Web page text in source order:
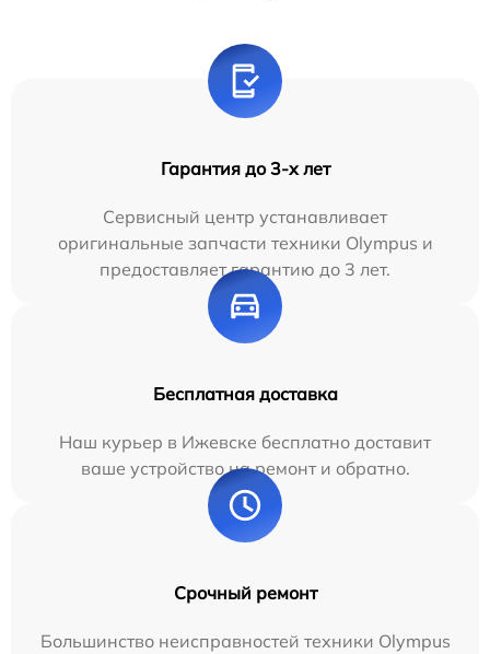
Гарантия до 3-х лет
Сервисный центр устанавливает
оригинальные запчасти техники Olympus и
предоставляет гарантию до 3 лет.
Бесплатная доставка
Наш курьер в Ижевске бесплатно доставит
ваше устройство на ремонт и обратно.
Срочный ремонт
Большинство неисправностей техники Olympus